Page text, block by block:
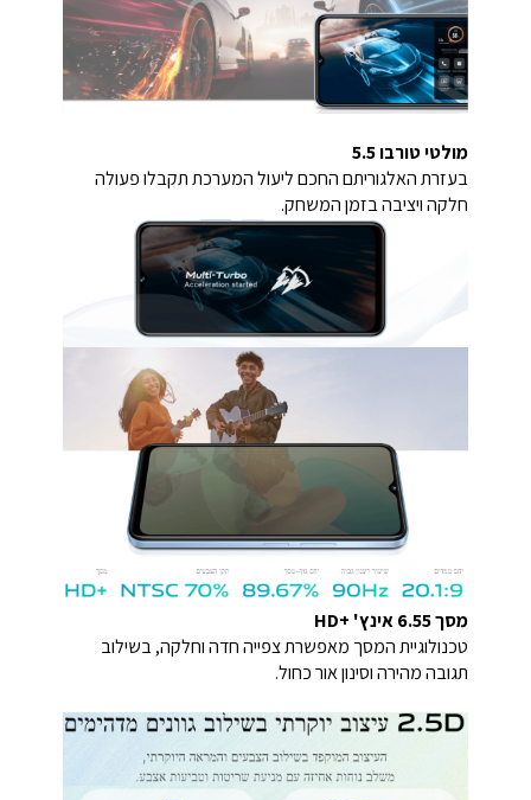
מולטי טורבו 5.5
בעזרת האלגוריתם החכם ליעול המערכת תקבלו פעולה
חלקה ויציבה בזמן המשחק.
מסך 6.55 אינץ' +HD
טכנולוגיית המסך מאפשרת צפייה חדה וחלקה, בשילוב
תגובה מהירה וסינון אור כחול.